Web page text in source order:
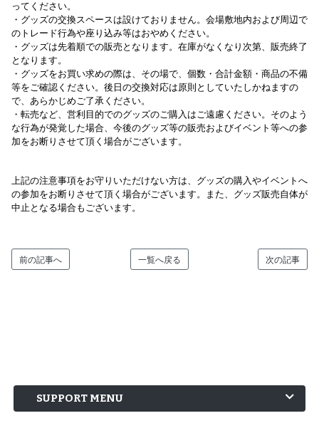
ってください。
・グッズの交換スペースは設けておりません。会場敷地内および周辺で
のトレード行為や座り込み等はおやめください。
・グッズは先着順での販売となります。在庫がなくなり次第、販売終了
となります。
・グッズをお買い求めの際は、その場で、個数・合計金額・商品の不備
等をご確認ください。後日の交換対応は原則としていたしかねますの
で、あらかじめご了承ください。
・転売など、営利目的でのグッズのご購入はご遠慮ください。そのよう
な行為が発覚した場合、今後のグッズ等の販売およびイベント等への参
加をお断りさせて頂く場合がございます。
上記の注意事項をお守りいただけない方は、グッズの購入やイベントへ
の参加をお断りさせて頂く場合がございます。また、グッズ販売自体が
中止となる場合もございます。
次の記事
一覧へ戻る
前の記事へ
SUPPORT MENU